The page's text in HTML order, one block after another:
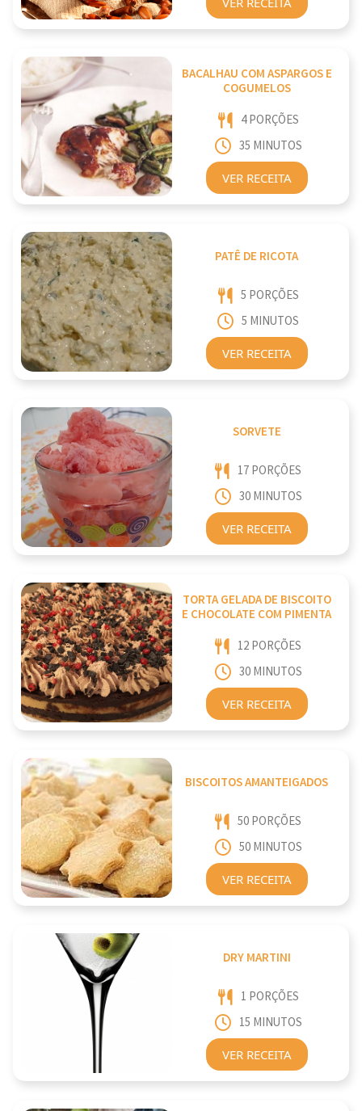
BACALHAU COM ASPARGOS E
COGUMELOS
4 PORÇÕES
35 MINUTOS
VER RECEITA
PATÊ DE RICOTA
5 PORÇÕES
5 MINUTOS
VER RECEITA
SORVETE
17 PORÇÕES
30 MINUTOS
VER RECEITA
TORTA GELADA DE BISCOITO
E CHOCOLATE COM PIMENTA
12 PORÇÕES
30 MINUTOS
VER RECEITA
BISCOITOS AMANTEIGADOS
50 PORÇÕES
50 MINUTOS
VER RECEITA
DRY MARTINI
1 PORÇÕES
15 MINUTOS
VER RECEITA